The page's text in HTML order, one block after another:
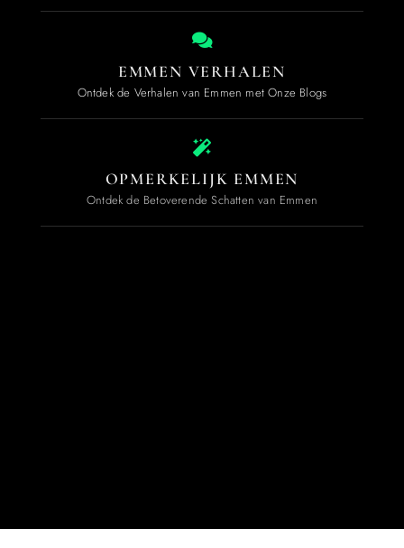
EMMEN VERHALEN
Ontdek de Verhalen van Emmen met Onze Blogs
OPMERKELIJK EMMEN
Ontdek de Betoverende Schatten van Emmen